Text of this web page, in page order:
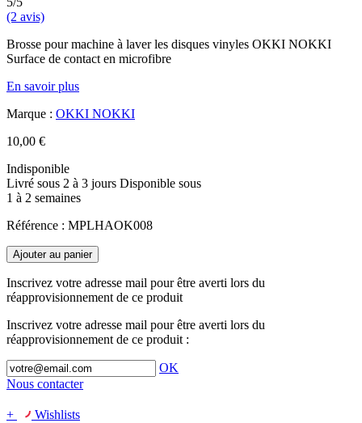
(2 avis)
Brosse pour machine à laver les disques vinyles OKKI NOKKI
Surface de contact en microfibre
En savoir plus
Marque : OKKI NOKKI
10,00 €
Indisponible
Livré sous 2 à 3 jours Disponible sous
1 à 2 semaines
Référence : MPLHAOK008
Ajouter au panier
Inscrivez votre adresse mail pour être averti lors du
réapprovisionnement de ce produit
Inscrivez votre adresse mail pour être averti lors du
réapprovisionnement de ce produit :
OK
Nous contacter
+
Wishlists